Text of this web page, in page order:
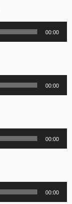
00:00
00:00
00:00
00:00